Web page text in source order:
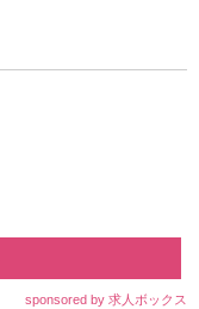
sponsored by 求人ボックス